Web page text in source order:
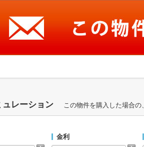
ュレーション この物件を購入した場合
金利